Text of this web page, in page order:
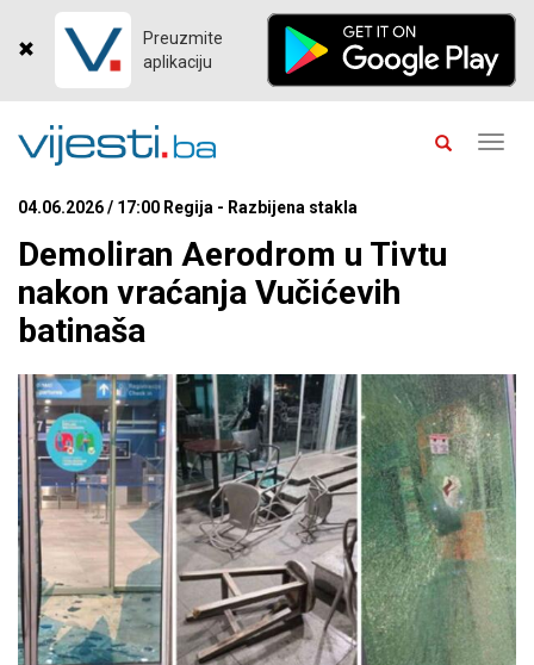
Preuzmite
aplikaciju
04.06.2026 / 17:00 Regija - Razbijena stakla
Demoliran Aerodrom u Tivtu
nakon vraćanja Vučićevih
batinaša